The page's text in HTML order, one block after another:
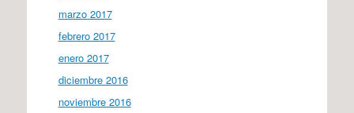
marzo 2017
febrero 2017
enero 2017
diciembre 2016
noviembre 2016